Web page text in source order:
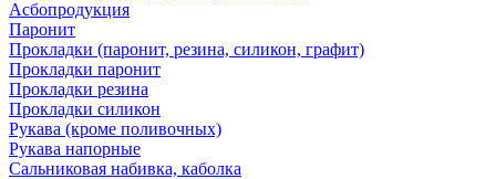
Асбопродукция
Паронит
Прокладки (паронит, резина, силикон, графит)
Прокладки паронит
Прокладки резина
Прокладки силикон
Рукава (кроме поливочных)
Рукава напорные
Сальниковая набивка, каболка